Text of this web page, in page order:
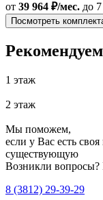
от 39 964 ₽/мес. до
Посмотреть
1 этаж
2 этаж
Мы поможем,
если у Вас есть
существующую
Возникли вопросы?
8 (3812) 29-39-29